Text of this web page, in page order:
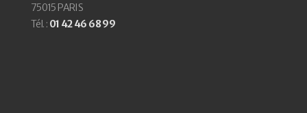
75015 PARIS
Tél. : 01 42 46 68 99